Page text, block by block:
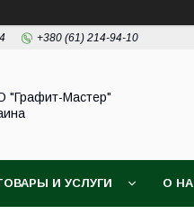
+380 (61) 214-94-10
"Графит-Мастер"
И УСЛУГИ О